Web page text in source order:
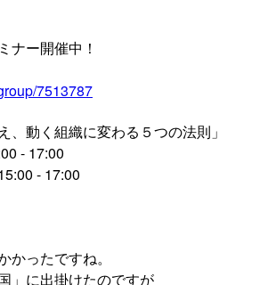
ナー開催中！
7513787
、動く組織に変わる５つの法則」
- 17:00
- 17:00
かったですね。
」に出掛けたのですが